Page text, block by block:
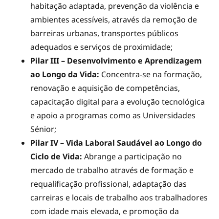
habitação adaptada, prevenção da violência e
ambientes acessíveis, através da remoção de
barreiras urbanas, transportes públicos
adequados e serviços de proximidade;
Pilar III – Desenvolvimento e Aprendizagem
ao Longo da Vida: Concentra-se na formação,
renovação e aquisição de competências,
capacitação digital para a evolução tecnológica
e apoio a programas como as Universidades
Sénior;
Pilar IV – Vida Laboral Saudável ao Longo do
Ciclo de Vida: Abrange a participação no
mercado de trabalho através de formação e
requalificação profissional, adaptação das
carreiras e locais de trabalho aos trabalhadores
com idade mais elevada, e promoção da